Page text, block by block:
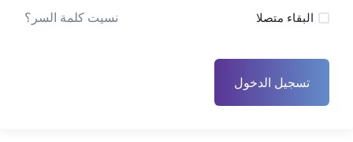
البقاء متصلا نسيت كلمة السر؟
تسجيل الدخول